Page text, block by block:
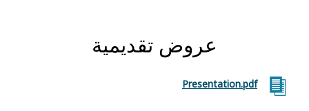
عروض تقديمية
Presentation.pdf